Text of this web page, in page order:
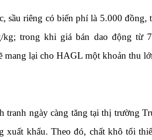
sầu riêng có biến phí là 5.000
kg; trong khi giá bán dao động từ
mang lại cho HAGL một khoản thu
tranh ngày càng tăng tại thị trường
xuất khẩu. Theo đó, chất khô tối